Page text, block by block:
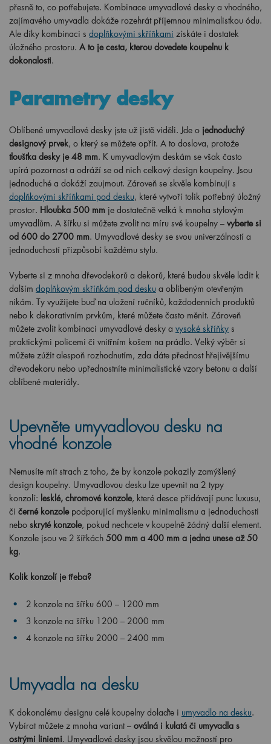
přesně to, co potřebujete. Kombinace umyvadlové desky a vhodného,
zajímavého umyvadla dokáže rozehrát příjemnou minimalistkou ódu.
Ale díky kombinaci s doplňkovými skříňkami získáte i dostatek
úložného prostoru. A to je cesta, kterou dovedete koupelnu k
dokonalosti.
Parametry desky
Oblíbené umyvadlové desky jste už jistě viděli. Jde o jednoduchý
designový prvek, o který se můžete opřít. A to doslova, protože
tloušťka desky je 48 mm. K umyvadlovým deskám se však často
upírá pozornost a odráží se od nich celkový design koupelny. Jsou
jednoduché a dokáží zaujmout. Zároveň se skvěle kombinují s
doplňkovými skříňkami pod desku, které vytvoří tolik potřebný úložný
prostor. Hloubka 500 mm je dostatečně velká k mnoha stylovým
umyvadlům. A šířku si můžete zvolit na míru své koupelny – vyberte si
od 600 do 2700 mm. Umyvadlové desky se svou univerzálností a
jednoduchostí přizpůsobí každému stylu.
Vyberte si z mnoha dřevodekorů a dekorů, které budou skvěle ladit k
dalším doplňkovým skříňkám pod desku a oblíbeným otevřeným
nikám. Ty využijete buď na uložení ručníků, každodenních produktů
nebo k dekorativním prvkům, které můžete často měnit. Zároveň
můžete zvolit kombinaci umyvadlové desky a vysoké skříňky s
praktickými policemi či vnitřním košem na prádlo. Velký výběr si
můžete zúžit alespoň rozhodnutím, zda dáte přednost hřejivějšímu
dřevodekoru nebo upřednostníte minimalistické vzory betonu a další
oblíbené materiály.
Upevněte umyvadlovou desku na
vhodné konzole
Nemusíte mít strach z toho, že by konzole pokazily zamýšlený
design koupelny. Umyvadlovou desku lze upevnit na 2 typy
konzolí: lesklé, chromové konzole, které desce přidávají punc luxusu,
či černé konzole podporující myšlenku minimalismu a jednoduchosti
nebo skryté konzole, pokud nechcete v koupelně žádný další element.
Konzole jsou ve 2 šířkách 500 mm a 400 mm a jedna unese až 50
kg.
Kolik konzolí je třeba?
2 konzole na šířku 600 – 1200 mm
3 konzole na šířku 1200 – 2000 mm
4 konzole na šířku 2000 – 2400 mm
Umyvadla na desku
K dokonalému designu celé koupelny dolaďte i umyvadlo na desku.
Vybírat můžete z mnoha variant – oválná i kulatá či umyvadla s
ostrými liniemi. Umyvadlové desky jsou skvělou možností pro